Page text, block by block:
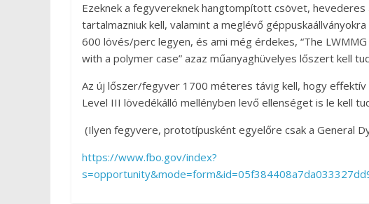
Ezeknek a fegyvereknek hangtompított csövet,
tartalmazniuk kell, valamint a meglévő
600 lövés/perc legyen, és ami még érdekes, “The
with a polymer case” azaz műanyaghüvelyes lőszert kell
Az új lőszer/fegyver 1700 méteres távig kell, hogy
Level III lövedékálló mellényben levő ellenséget is le kell
(Ilyen fegyvere, prototípusként egyelőre csak a General
https://www.fbo.gov/index?